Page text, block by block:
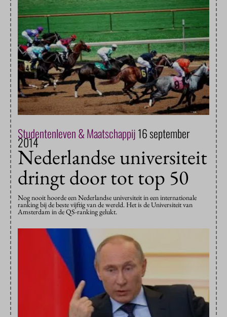
Studentenleven & Maatschappij16 september
2014
Nederlandse universiteit
dringt door tot top 50
Nog nooit hoorde een Nederlandse universiteit in een internationale
ranking bij de beste vijftig van de wereld. Het is de Universiteit van
Amsterdam in de QS-ranking gelukt.